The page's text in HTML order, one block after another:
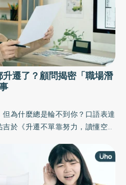
遷了？顧問揭密「職場潛
為什麼總是輪不到你？口語表達
於《升遷不單靠努力，讀懂空氣
讀者互動的情境破題，接著解構其
際解方，為自己在工作場合中，建
摘文：